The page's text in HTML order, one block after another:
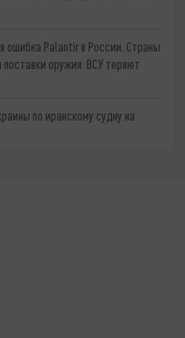
ошибка Palantir в России. Страны
оружия. ВСУ теряют
по иранскому судну на